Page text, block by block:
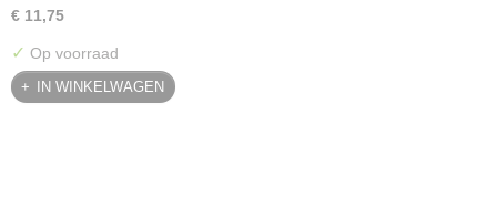
€ 11,75
✓ Op voorraad
IN WINKELWAGEN